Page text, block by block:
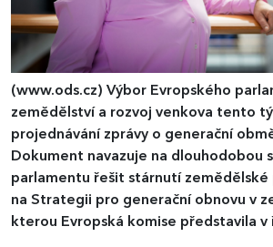
(www.ods.cz) Výbor Evropského
zemědělství a rozvoj venkova tento
projednávání zprávy o generační
Dokument navazuje na dlouhodobou
parlamentu řešit stárnutí zemědělské
na Strategii pro generační obnovu v
kterou Evropská komise představila v